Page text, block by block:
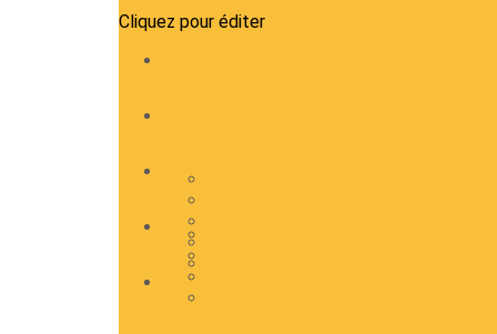
Cliquez pour éditer